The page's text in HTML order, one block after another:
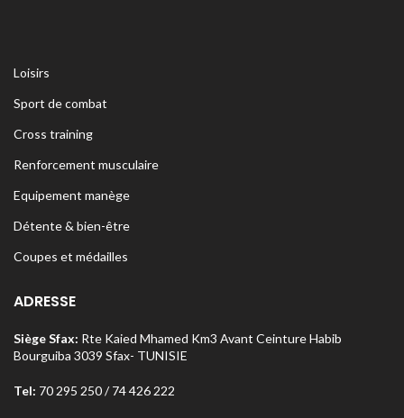
Loisirs
Sport de combat
Cross training
Renforcement musculaire
Equipement manège
Détente & bien-être
Coupes et médailles
ADRESSE
Siège Sfax: Rte Kaied Mhamed Km3 Avant Ceinture Habib
Bourguiba 3039 Sfax- TUNISIE
Tel: 70 295 250 / 74 426 222